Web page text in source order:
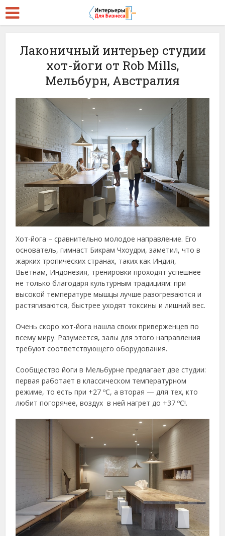
Лаконичный интерьер студии
хот-йоги от Rob Mills,
Мельбурн, Австралия
Хот-йога – сравнительно молодое направление. Его
основатель, гимнаст Бикрам Чхоудри, заметил, что в
жарких тропических странах, таких как Индия,
Вьетнам, Индонезия, тренировки проходят успешнее
не только благодаря культурным традициям: при
высокой температуре мышцы лучше разогреваются и
растягиваются, быстрее уходят токсины и лишний вес.
Очень скоро хот-йога нашла своих приверженцев по
всему миру. Разумеется, залы для этого направления
требуют соответствующего оборудования.
Сообщество йоги в Мельбурне предлагает две студии:
первая работает в классическом температурном
режиме, то есть при +27 ºС, а вторая — для тех, кто
любит погорячее, воздух в ней нагрет до +37 ºС!.